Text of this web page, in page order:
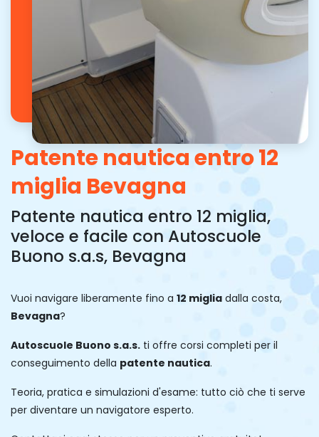
Patente nautica entro 12
miglia Bevagna
Patente nautica entro 12 miglia,
veloce e facile con Autoscuole
Buono s.a.s, Bevagna
Vuoi navigare liberamente fino a 12 miglia dalla costa,
Bevagna?
Autoscuole Buono s.a.s. ti offre corsi completi per il
conseguimento della patente nautica.
Teoria, pratica e simulazioni d'esame: tutto ciò che ti serve
per diventare un navigatore esperto.